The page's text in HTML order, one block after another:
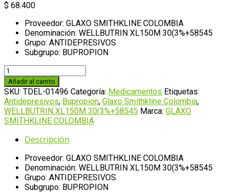
$ 68.400
Proveedor: GLAXO SMITHKLINE COLOMBIA
Denominación: WELLBUTRIN XL150M 30(3%+58545
Grupo: ANTIDEPRESIVOS
Subgrupo: BUPROPION
WELLBUTRIN
XL150M
30(3%+58545
cantidad
Añadir al carrito
SKU: TDEL-01496 Categoría: Medicamentos Etiquetas:
Antidepresivos, Bupropion, Glaxo Smithkline Colombia,
WELLBUTRIN XL150M 30(3%+58545 Marca: GLAXO
SMITHKLINE COLOMBIA
Descripción
Proveedor: GLAXO SMITHKLINE COLOMBIA
Denominación: WELLBUTRIN XL150M 30(3%+58545
Grupo: ANTIDEPRESIVOS
Subgrupo: BUPROPION